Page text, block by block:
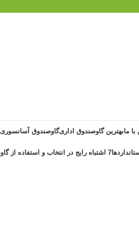
مابهترین گاوصندوق اداریگاوصندوق آسانسوری
7 اشتباه رایج در انتخاب و استفاده از گاوصندوق خانگی ضد حریق